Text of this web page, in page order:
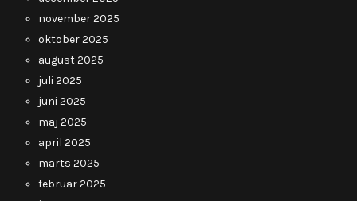
november 2025
oktober 2025
august 2025
juli 2025
juni 2025
maj 2025
april 2025
marts 2025
februar 2025